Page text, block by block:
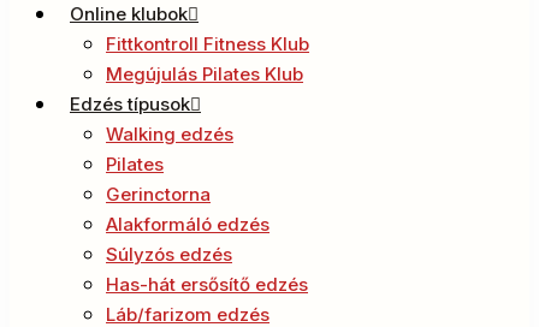
Online klubok
Fittkontroll Fitness Klub
Megújulás Pilates Klub
Edzés típusok
Walking edzés
Pilates
Gerinctorna
Alakformáló edzés
Súlyzós edzés
Has-hát ersősítő edzés
Láb/farizom edzés